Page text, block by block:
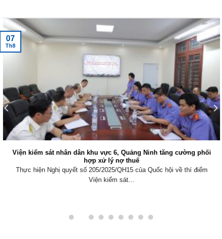
Viện kiểm sát nhân dân khu vực 6, Quảng Ninh tăng cường phối
hợp xử lý nợ thuế
Thực hiện Nghị quyết số 205/2025/QH15 của Quốc hội về thí điểm
Viện kiểm sát...
07
Th8